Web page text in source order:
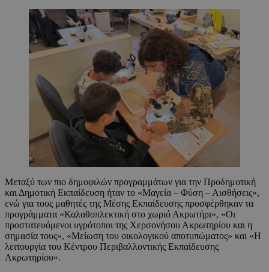
Μεταξύ των πιο δημοφιλών προγραμμάτων για την Προδημοτική
και Δημοτική Εκπαίδευση ήταν το «Μαγεία – Φύση – Αισθήσεις»,
ενώ για τους μαθητές της Μέσης Εκπαίδευσης προσφέρθηκαν τα
προγράμματα «Καλαθοπλεκτική στο χωριό Ακρωτήρι», «Οι
προστατευόμενοι υγρότοποι της Χερσονήσου Ακρωτηρίου και η
σημασία τους», «Μείωση του οικολογικού αποτυπώματος» και «Η
λειτουργία του Κέντρου Περιβαλλοντικής Εκπαίδευσης
Ακρωτηρίου».